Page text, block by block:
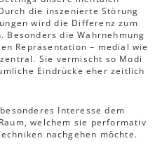
die inszenierte Störung
wird die Differenz zum
die Wahrnehmung
Repräsentation – medial wie
Sie vermischt so Modi
Eindrücke eher zeitlich
Interesse dem
welchem sie performativ
nachgehen möchte.